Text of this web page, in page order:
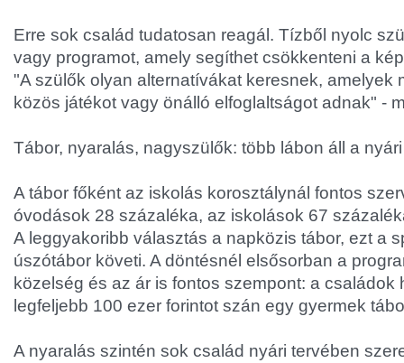
Erre sok család tudatosan reagál. Tízből nyolc
vagy programot, amely segíthet csökkenteni a
"A szülők olyan alternatívákat keresnek, amelyek
közös játékot vagy önálló elfoglaltságot adnak" -
Tábor, nyaralás, nagyszülők: több lábon áll a
A tábor főként az iskolás korosztálynál fontos
óvodások 28 százaléka, az iskolások 67
A leggyakoribb választás a napközis tábor, ezt a
úszótábor követi. A döntésnél elsősorban a
közelség és az ár is fontos szempont: a családok
legfeljebb 100 ezer forintot szán egy gyermek
A nyaralás szintén sok család nyári tervében